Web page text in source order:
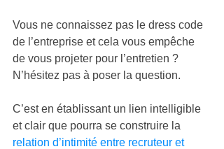
Vous ne connaissez pas le dress code
de l’entreprise et cela vous empêche
de vous projeter pour l’entretien ?
N’hésitez pas à poser la question.
C’est en établissant un lien intelligible
et clair que pourra se construire la
relation d’intimité entre recruteur et